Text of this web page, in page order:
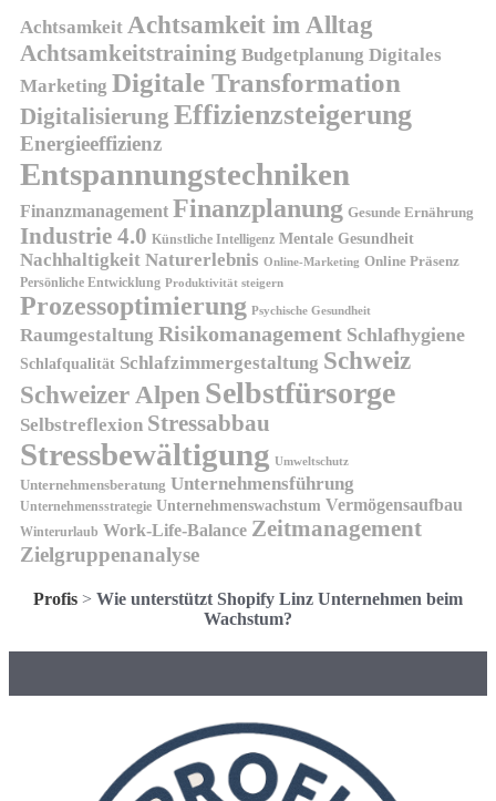
Achtsamkeit Achtsamkeit im Alltag
Achtsamkeitstraining Budgetplanung Digitales
Marketing Digitale Transformation
Digitalisierung Effizienzsteigerung
Energieeffizienz
Entspannungstechniken
Finanzmanagement Finanzplanung Gesunde Ernährung
Industrie 4.0 Künstliche Intelligenz Mentale Gesundheit
Nachhaltigkeit Naturerlebnis Online-Marketing Online Präsenz
Persönliche Entwicklung Produktivität steigern
Prozessoptimierung Psychische Gesundheit
Raumgestaltung Risikomanagement Schlafhygiene
Schlafqualität Schlafzimmergestaltung Schweiz
Schweizer Alpen Selbstfürsorge
Selbstreflexion Stressabbau
Stressbewältigung Umweltschutz
Unternehmensberatung Unternehmensführung
Unternehmensstrategie Unternehmenswachstum Vermögensaufbau
Winterurlaub Work-Life-Balance Zeitmanagement
Zielgruppenanalyse
Profis > Wie unterstützt Shopify Linz Unternehmen beim
Wachstum?